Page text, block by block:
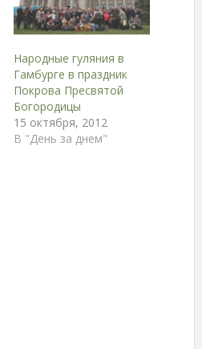
Народные гуляния в
Гамбурге в праздник
Покрова Пресвятой
Богородицы
15 октября, 2012
В "День за днем"